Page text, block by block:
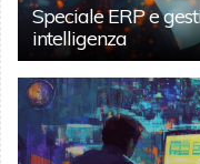
Speciale ERP e
intelligenza